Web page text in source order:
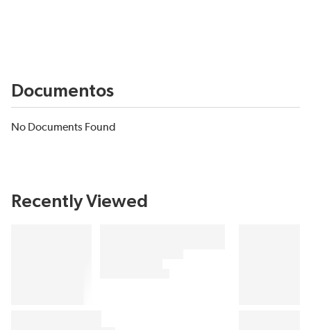
Documentos
No Documents Found
Recently Viewed